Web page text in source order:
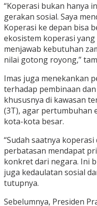
“Koperasi bukan hanya
gerakan sosial. Saya
Koperasi ke depan bisa
ekosistem koperasi
menjawab kebutuhan
nilai gotong royong,”
Imas juga menekankan
terhadap pembinaan
khususnya di kawasan
(3T), agar pertumbuhan
kota-kota besar.
“Sudah saatnya
perbatasan mendapat
konkret dari negara. Ini
juga kedaulatan sosial
tutupnya.
Sebelumnya, Presiden